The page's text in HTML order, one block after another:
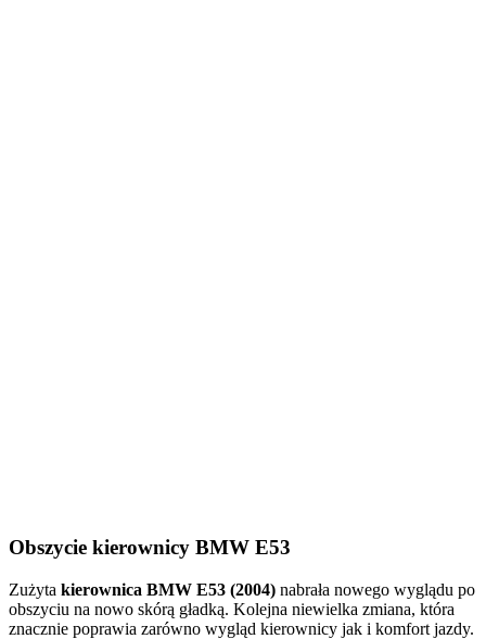
Obszycie kierownicy BMW E53
Zużyta kierownica BMW E53 (2004) nabrała nowego wyglądu po
obszyciu na nowo skórą gładką. Kolejna niewielka zmiana, która
znacznie poprawia zarówno wygląd kierownicy jak i komfort jazdy.